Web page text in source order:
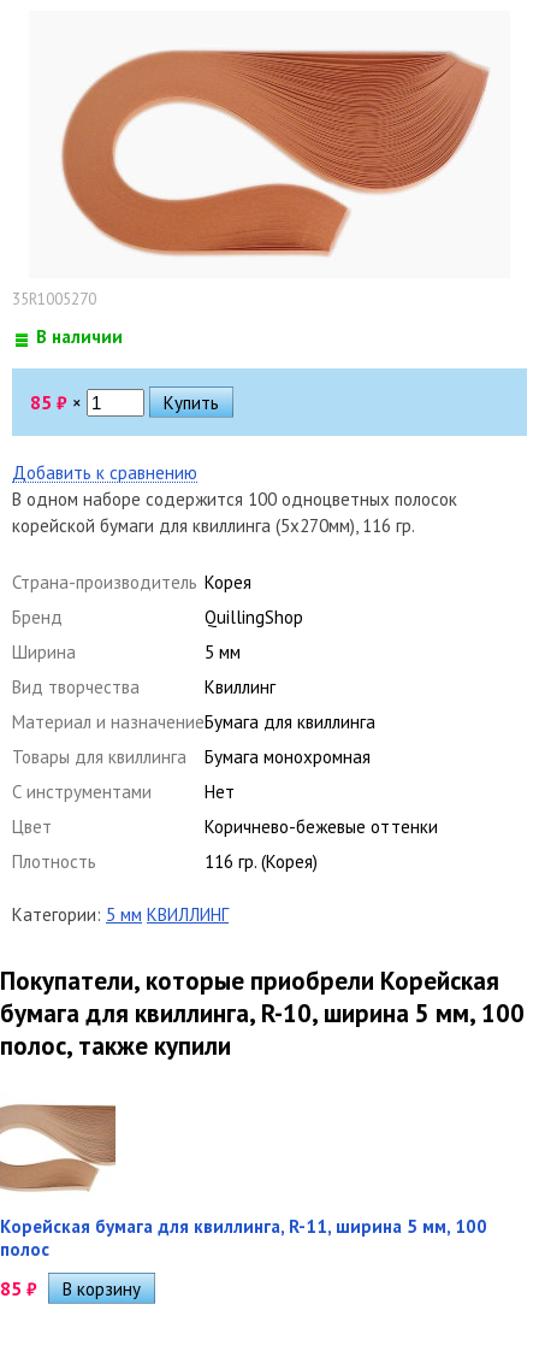
35R1005270
В наличии
85 ₽ ×
Добавить к сравнению
В одном наборе содержится 100 одноцветных полосок
корейской бумаги для квиллинга (5х270мм), 116 гр.
Страна-производитель Корея
Бренд
QuillingShop
Ширина
5 мм
Вид творчества
Квиллинг
Материал и назначениеБумага для квиллинга
Товары для квиллинга
Бумага монохромная
С инструментами
Нет
Цвет
Коричнево-бежевые оттенки
Плотность
116 гр. (Корея)
Категории: 5 мм КВИЛЛИНГ
Покупатели, которые приобрели Корейская
бумага для квиллинга, R-10, ширина 5 мм, 100
полос, также купили
Корейская бумага для квиллинга, R-11, ширина 5 мм, 100
полос
85 ₽